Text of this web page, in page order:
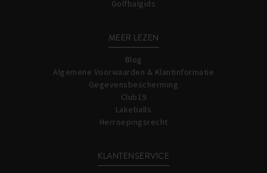
Golfbalgids
MEER LEZEN
Blog
Algemene Voorwaarden & Klantinformatie
Gegevensbescherming
Club19
Lakeballs
Herroepingsrecht
KLANTENSERVICE